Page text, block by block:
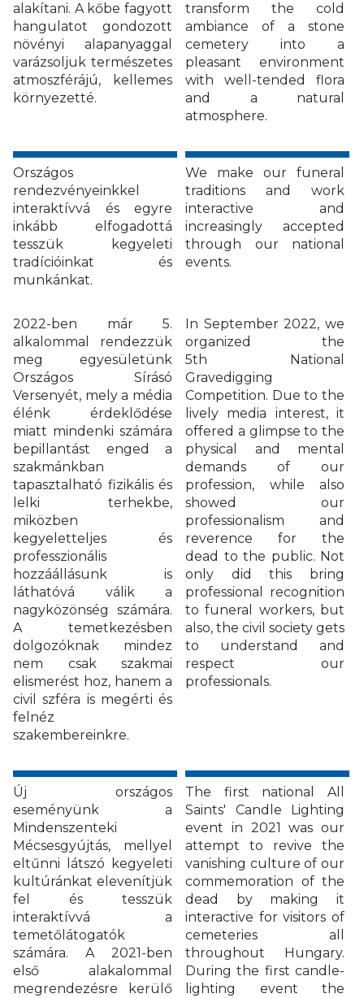
alakítani. A kőbe fagyott
hangulatot gondozott
növényi alapanyaggal
varázsoljuk természetes
atmoszférájú, kellemes
környezetté.
transform the cold
ambiance of a stone
cemetery into a
pleasant environment
with well-tended flora
and a natural
atmosphere.
Országos
rendezvényeinkkel
interaktívvá és egyre
inkább elfogadottá
tesszük kegyeleti
tradícióinkat és
munkánkat.
We make our funeral
traditions and work
interactive and
increasingly accepted
through our national
events.
2022-ben már 5.
alkalommal rendezzük
meg egyesületünk
Országos Sírásó
Versenyét, mely a média
élénk érdeklődése
miatt mindenki számára
bepillantást enged a
szakmánkban
tapasztalható fizikális és
lelki terhekbe,
miközben
kegyeletteljes és
professzionális
hozzáállásunk is
láthatóvá válik a
nagyközönség számára.
A temetkezésben
dolgozóknak mindez
nem csak szakmai
elismerést hoz, hanem a
civil szféra is megérti és
felnéz
szakembereinkre.
In September 2022, we
organized the
5th National
Gravedigging
Competition. Due to the
lively media interest, it
offered a glimpse to the
physical and mental
demands of our
profession, while also
showed our
professionalism and
reverence for the
dead to the public. Not
only did this bring
professional recognition
to funeral workers, but
also, the civil society gets
to understand and
respect our
professionals.
Új országos
eseményünk a
Mindenszenteki
Mécsesgyújtás, mellyel
eltűnni látszó kegyeleti
kultúránkat elevenítjük
fel és tesszük
interaktívvá a
temetőlátogatók
számára. A 2021-ben
első alakalommal
megrendezésre kerülő
The first national All
Saints' Candle Lighting
event in 2021 was our
attempt to revive the
vanishing culture of our
commemoration of the
dead by making it
interactive for visitors of
cemeteries all
throughout Hungary.
During the first candle-
lighting event the